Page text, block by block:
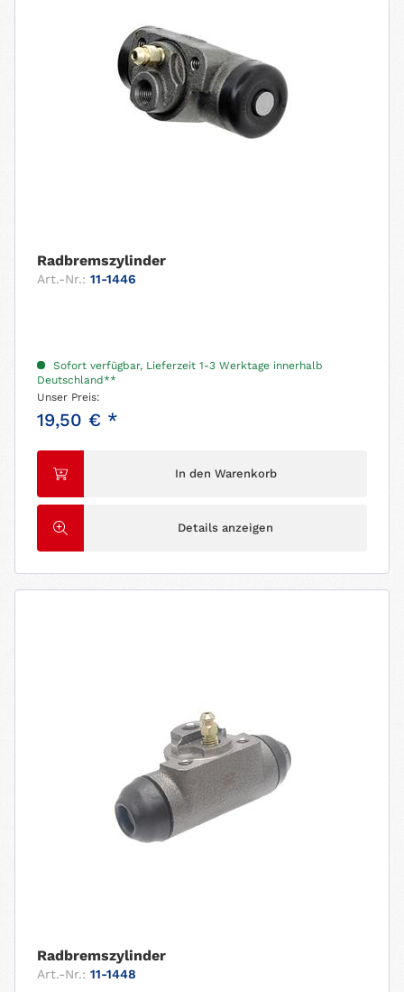
Radbremszylinder
Art.-Nr.: 11-1446
Sofort verfügbar, Lieferzeit 1-3 Werktage innerhalb
Deutschland**
Unser Preis:
19,50 € *
In den Warenkorb
Details anzeigen
Radbremszylinder
Art.-Nr.: 11-1448